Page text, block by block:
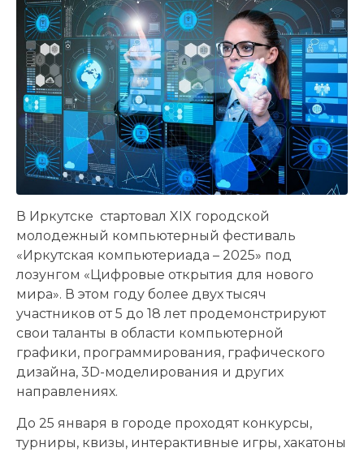
В Иркутске стартовал XIX городской
молодежный компьютерный фестиваль
«Иркутская компьютериада – 2025» под
лозунгом «Цифровые открытия для нового
мира». В этом году более двух тысяч
участников от 5 до 18 лет продемонстрируют
свои таланты в области компьютерной
графики, программирования, графического
дизайна, 3D-моделирования и других
направлениях.
До 25 января в городе проходят конкурсы,
турниры, квизы, интерактивные игры, хакатоны